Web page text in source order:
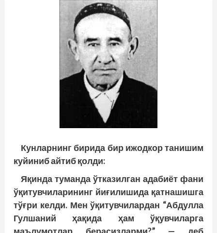
Кунларнинг бирида бир ижодкор танишим
куйиниб айтиб қолди:
Яқинда туманда ўтказилган адабиёт фани
ўқитувчиларининг йиғилишида қатнашишга
тўғри келди. Мен ўқитувчилардан “Абдулла
Гулшаний ҳақида ҳам ўқувчиларга